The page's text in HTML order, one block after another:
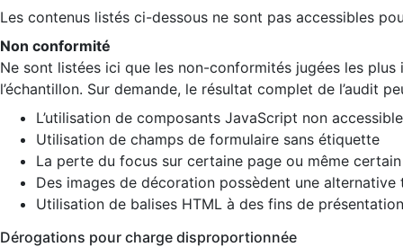
Les contenus listés ci-dessous ne sont pas accessibles
Non conformité
Ne sont listées ici que les non-conformités jugées les
l’échantillon. Sur demande, le résultat complet de l’audit
L’utilisation de composants JavaScript non
Utilisation de champs de formulaire sans étiquette
La perte du focus sur certaine page ou même
Des images de décoration possèdent une alternative
Utilisation de balises HTML à des fins de
Dérogations pour charge disproportionnée